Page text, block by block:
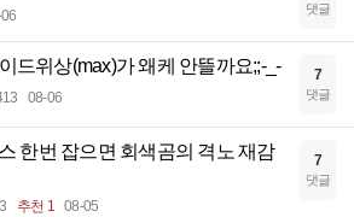
댓글
드위상(max)가 왜케 안뜰까요;;-_-
08-06
7
댓글
한번 잡으면 회색곰의 격노 재감
추천 1 08-05
7
댓글